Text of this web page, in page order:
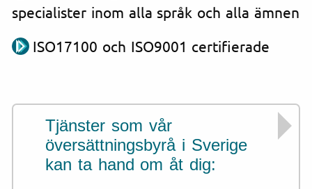
specialister inom alla språk och alla ämnen
ISO17100 och ISO9001 certifierade
Tjänster som vår
översättningsbyrå i Sverige
kan ta hand om åt dig: